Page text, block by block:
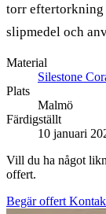
torr eftertorkning
slipmedel och
Material
Silestone
Plats
Malmö
Färdigställt
10 januari
Vill du ha något
offert.
Begär offert